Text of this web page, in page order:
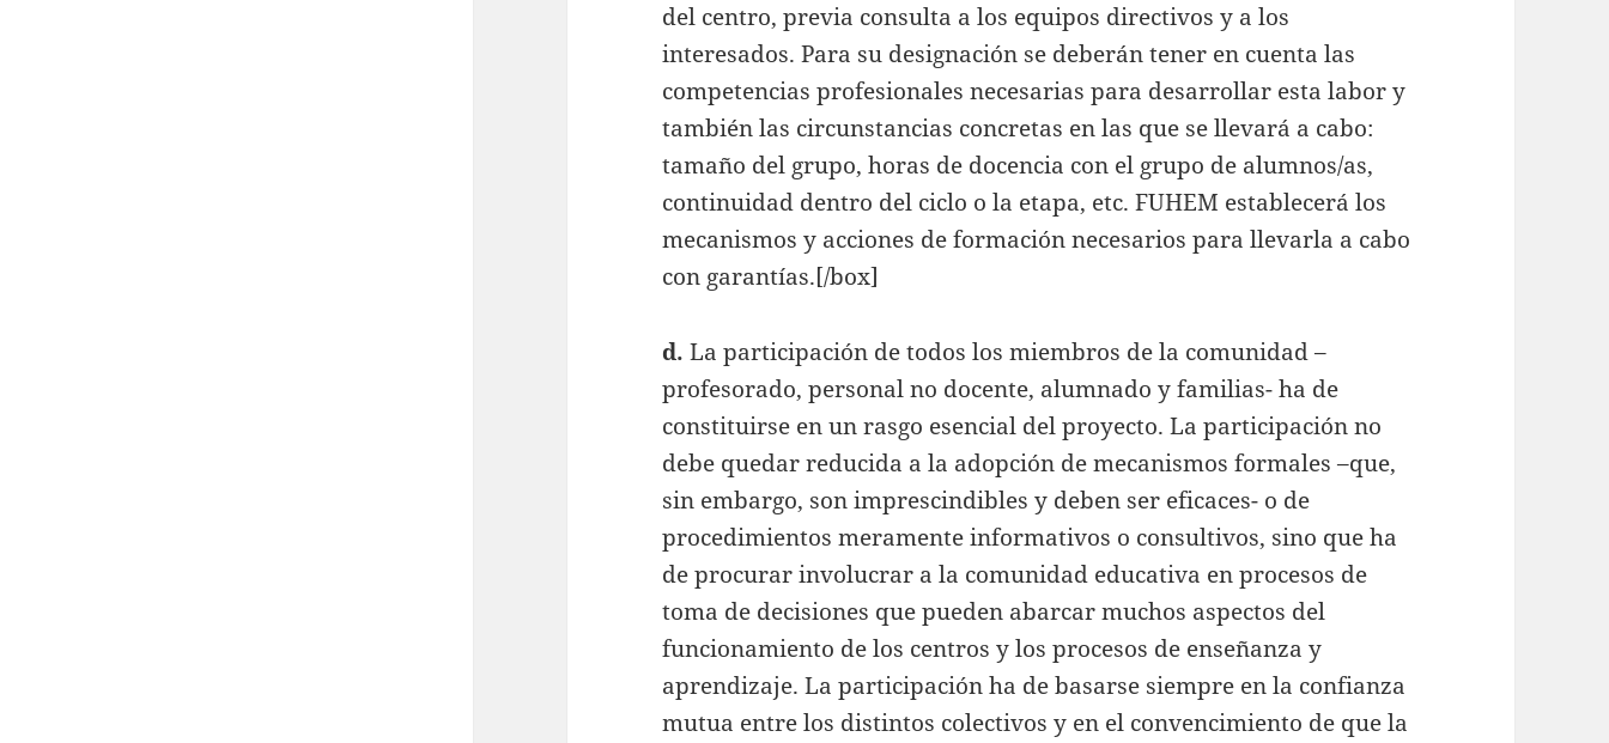
del centro, previa consulta a los equipos directivos y a los
interesados. Para su designación se deberán tener en cuenta las
competencias profesionales necesarias para desarrollar esta labor y
también las circunstancias concretas en las que se llevará a cabo:
tamaño del grupo, horas de docencia con el grupo de alumnos/as,
continuidad dentro del ciclo o la etapa, etc. FUHEM establecerá los
mecanismos y acciones de formación necesarios para llevarla a cabo
con garantías.[/box]
d.La participación de todos los miembros de la comunidad –
profesorado, personal no docente, alumnado y familias- ha de
constituirse en un rasgo esencial del proyecto. La participación no
debe quedar reducida a la adopción de mecanismos formales –que,
sin embargo, son imprescindibles y deben ser eficaces- o de
procedimientos meramente informativos o consultivos, sino que ha
de procurar involucrar a la comunidad educativa en procesos de
toma de decisiones que pueden abarcar muchos aspectos del
funcionamiento de los centros y los procesos de enseñanza y
aprendizaje. La participación ha de basarse siempre en la confianza
mutua entre los distintos colectivos y en el convencimiento de que la